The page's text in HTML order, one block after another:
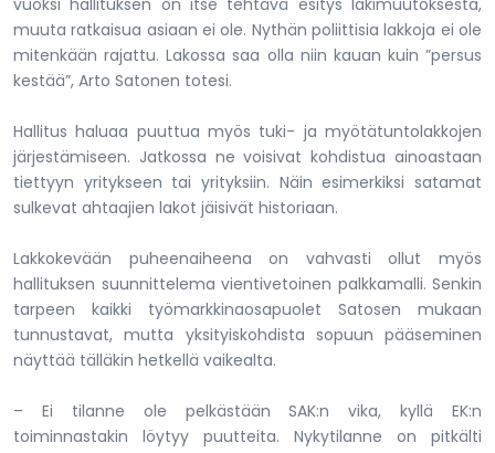
muuta ratkaisua asiaan ei ole. Nythän poliittisia lakkoja ei ole
mitenkään rajattu. Lakossa saa olla niin kauan kuin ”persus
kestää”, Arto Satonen totesi.
Hallitus haluaa puuttua myös tuki- ja myötätuntolakkojen
järjestämiseen. Jatkossa ne voisivat kohdistua ainoastaan
tiettyyn yritykseen tai yrityksiin. Näin esimerkiksi satamat
sulkevat ahtaajien lakot jäisivät historiaan.
Lakkokevään puheenaiheena on vahvasti ollut myös
hallituksen suunnittelema vientivetoinen palkkamalli. Senkin
tarpeen kaikki työmarkkinaosapuolet Satosen mukaan
tunnustavat, mutta yksityiskohdista sopuun pääseminen
näyttää tälläkin hetkellä vaikealta.
– Ei tilanne ole pelkästään SAK:n vika, kyllä EK:n
toiminnastakin löytyy puutteita. Nykytilanne on pitkälti